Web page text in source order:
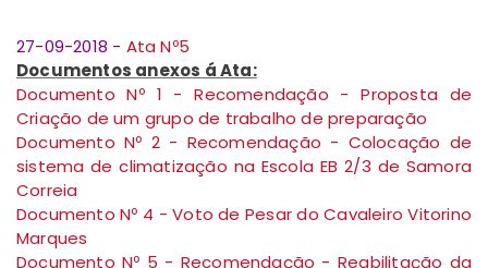
27-09-2018 - Ata Nº5
Documentos anexos á Ata:
Documento Nº 1 - Recomendação - Proposta de
Criação de um grupo de trabalho de preparação
Documento Nº 2 - Recomendação - Colocação de
sistema de climatização na Escola EB 2/3 de Samora
Correia
Documento Nº 4 - Voto de Pesar do Cavaleiro Vitorino
Marques
Documento Nº 5 - Recomendação - Reabilitação da